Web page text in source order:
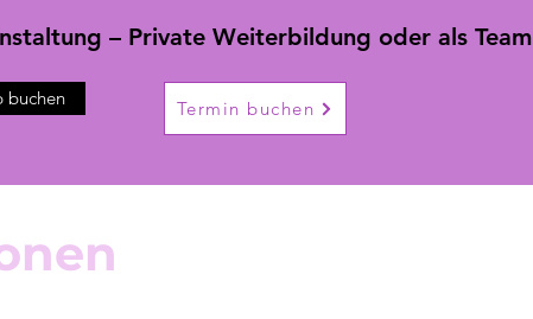
– Private Weiterbildung oder als Team
buchen Termin buchen